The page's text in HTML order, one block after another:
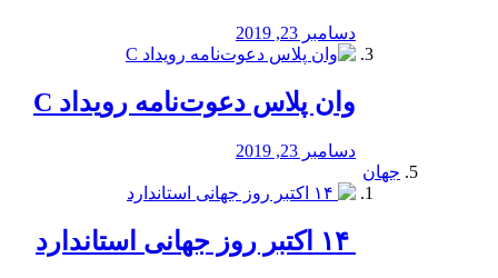
دسامبر 23, 2019
وان پلاس دعوت‌نامه رویداد C
دسامبر 23, 2019
جهان